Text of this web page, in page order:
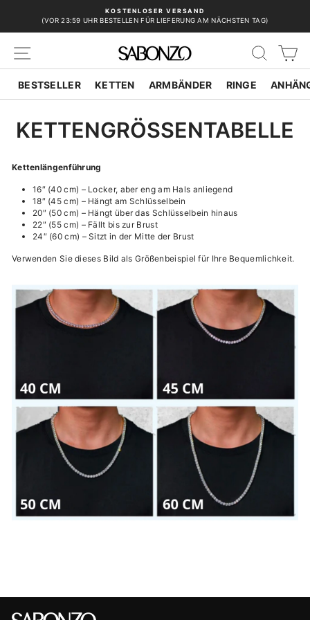
KOSTENLOSER VERSAND
(VOR 23:59 UHR BESTELLEN FÜR LIEFERUNG AM NÄCHSTEN TAG)
SEITENNAVIGATION
BESTSELLER KETTEN ARMBÄNDER RINGE
KETTENGRÖSSENTABELLE
Kettenlängenführung
16″ (40 cm) – Locker, aber eng am Hals anliegend
18″ (45 cm) – Hängt am Schlüsselbein
20″ (50 cm) – Hängt über das Schlüsselbein hinaus
22″ (55 cm) – Fällt bis zur Brust
24″ (60 cm) – Sitzt in der Mitte der Brust
Verwenden Sie dieses Bild als Größenbeispiel für Ihre Bequemlichkeit.